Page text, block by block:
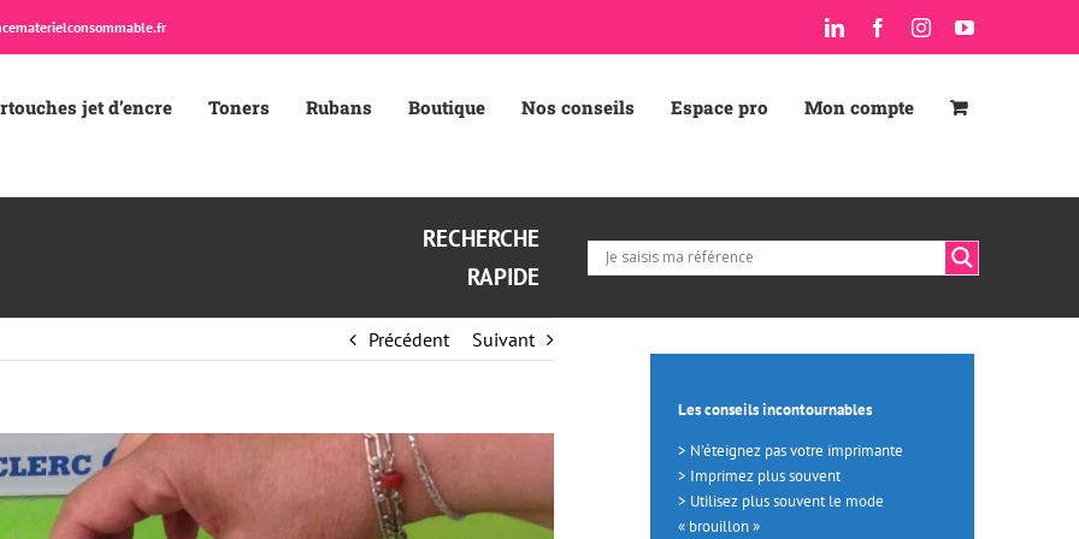
LinkedInFacebookInstagramYouTube
jet d’encre Toners Rubans Boutique Nos conseils Espace pro Mon compte
RECHERCHE
RAPIDE
Précédent Suivant
Les conseils incontournables
> N’éteignez pas votre imprimante
> Imprimez plus souvent
> Utilisez plus souvent le mode
« brouillon »